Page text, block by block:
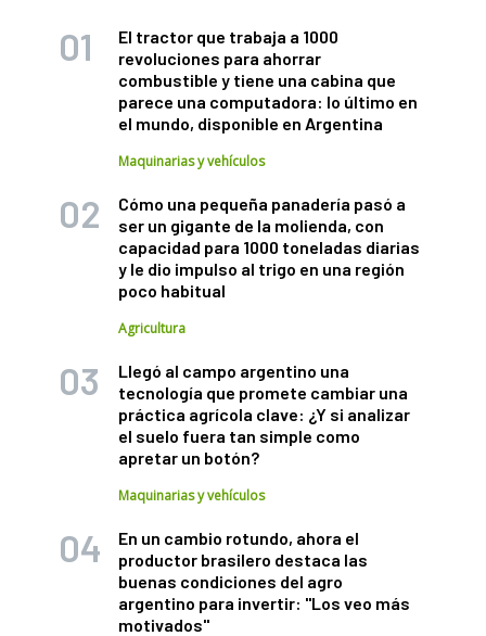
El tractor que trabaja a 1000
revoluciones para ahorrar
combustible y tiene una cabina que
parece una computadora: lo último en
el mundo, disponible en Argentina
Maquinarias y vehículos
Cómo una pequeña panadería pasó a
ser un gigante de la molienda, con
capacidad para 1000 toneladas diarias
y le dio impulso al trigo en una región
poco habitual
Agricultura
Llegó al campo argentino una
tecnología que promete cambiar una
práctica agrícola clave: ¿Y si analizar
el suelo fuera tan simple como
apretar un botón?
Maquinarias y vehículos
En un cambio rotundo, ahora el
productor brasilero destaca las
buenas condiciones del agro
argentino para invertir: "Los veo más
motivados"